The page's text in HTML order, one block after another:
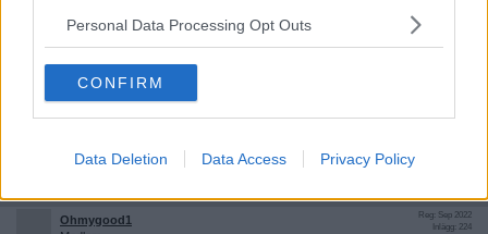
Personal Data Processing Opt Outs
CONFIRM
Data Deletion Data Access Privacy Policy
rammakaren
Bannlyst
Ohmygood1
Reg: Sep 2022
Inlägg: 224